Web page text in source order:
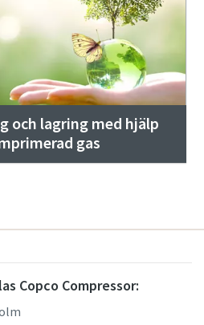
och lagring med hjälp
gas
Copco Compressor: